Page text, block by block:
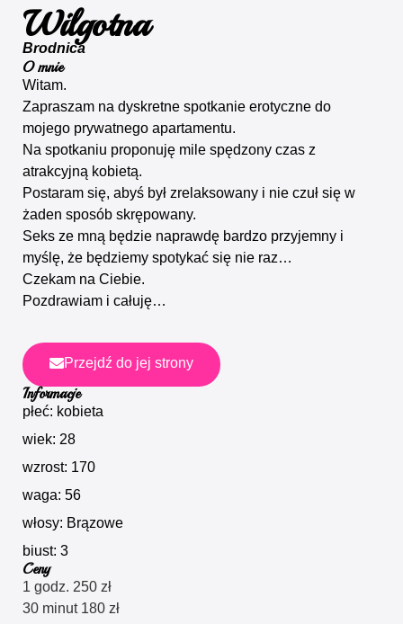
Wilgotna
Brodnica
O mnie
Witam.
Zapraszam na dyskretne spotkanie erotyczne do
mojego prywatnego apartamentu.
Na spotkaniu proponuję mile spędzony czas z
atrakcyjną kobietą.
Postaram się, abyś był zrelaksowany i nie czuł się w
żaden sposób skrępowany.
Seks ze mną będzie naprawdę bardzo przyjemny i
myślę, że będziemy spotykać się nie raz…
Czekam na Ciebie.
Pozdrawiam i całuję…
Przejdź do jej strony
Informacje
płeć: kobieta
wiek: 28
wzrost: 170
waga: 56
włosy: Brązowe
biust: 3
Ceny
1 godz. 250 zł
30 minut 180 zł